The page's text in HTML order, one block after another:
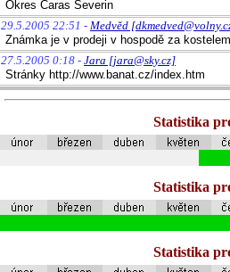
Okres Caras Severin
29.5.2005 22:51 - Medvěd
Známka je v prodeji v hospodě za
27.5.2005 0:18 - Jara [jara@sky.cz]
Stránky http://www.banat.cz/index.htm
Statistika
Statistika
Statistika